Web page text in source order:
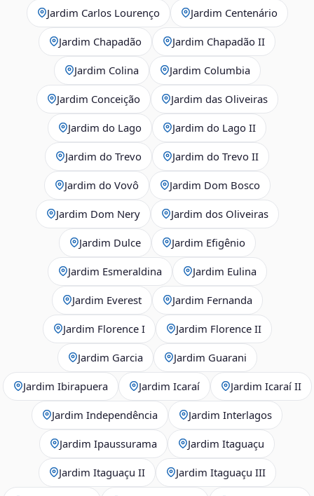
Jardim Carlos Lourenço Jardim Centenário
Jardim Chapadão Jardim Chapadão II
Jardim Colina Jardim Columbia
Jardim Conceição Jardim das Oliveiras
Jardim do Lago Jardim do Lago II
Jardim do Trevo Jardim do Trevo II
Jardim do Vovô Jardim Dom Bosco
Jardim Dom Nery Jardim dos Oliveiras
Jardim Dulce Jardim Efigênio
Jardim Esmeraldina Jardim Eulina
Jardim Everest Jardim Fernanda
Jardim Florence I Jardim Florence II
Jardim Garcia Jardim Guarani
Jardim Ibirapuera Jardim Icaraí Jardim Icaraí II
Jardim Independência Jardim Interlagos
Jardim Ipaussurama Jardim Itaguaçu
Jardim Itaguaçu II Jardim Itaguaçu III